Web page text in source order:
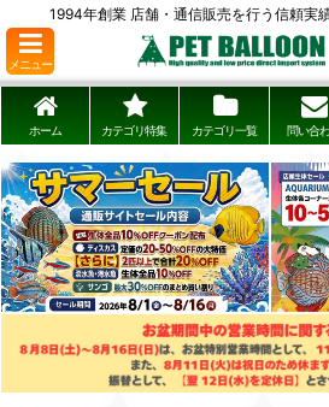
1994年創業 店舗・通信販売を行う信頼実
メニュー
ホーム カテゴリ特集 カテゴリ一覧 問い合